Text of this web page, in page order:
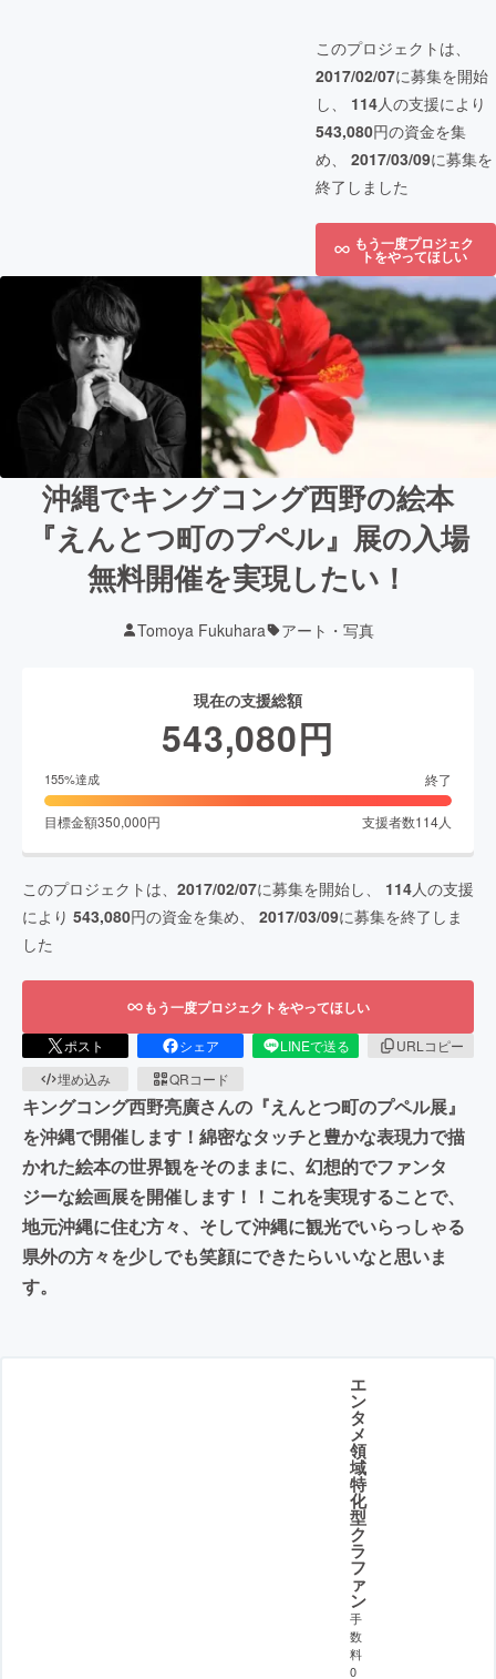
このプロジェクトは、
2017/02/07に募集を開始
し、 114人の支援により
543,080円の資金を集
め、 2017/03/09に募集を
終了しました
もう一度プロジェク
トをやってほしい
沖縄でキングコング西野の絵本
『えんとつ町のプペル』展の入場
無料開催を実現したい！
Tomoya Fukuhara アート・写真
現在の支援総額
543,080円
155%達成 終了
目標金額350,000円 支援者数114人
このプロジェクトは、 2017/02/07に募集を開始し、 114人の支援
により 543,080円の資金を集め、 2017/03/09に募集を終了しま
した
もう一度プロジェクトをやってほしい
ポスト シェア LINEで送る
URLコピー
埋め込み
QRコード
キングコング西野亮廣さんの『えんとつ町のプペル展』
を沖縄で開催します！綿密なタッチと豊かな表現力で描
かれた絵本の世界観をそのままに、幻想的でファンタ
ジーな絵画展を開催します！！これを実現することで、
地元沖縄に住む方々、そして沖縄に観光でいらっしゃる
県外の方々を少しでも笑顔にできたらいいなと思いま
す。
エ
ン
タ
メ
領
域
特
化
型
ク
ラ
フ
ァ
ン
手
数
料
0